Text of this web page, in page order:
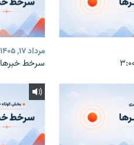
مرداد ۱۷, ۱۴۰۵
سرخط خبرها ۲:۰۰